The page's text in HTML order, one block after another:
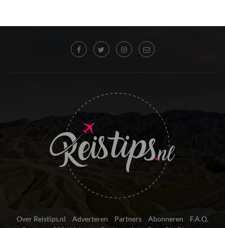
Over Reistips.nl Adverteren Partners Abonneren
F.A.Q.